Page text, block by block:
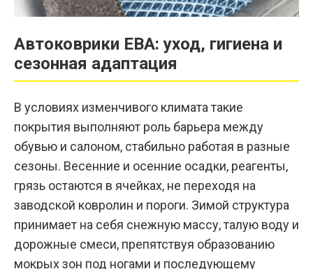
Автоковрики ЕВА: уход, гигиена и
сезонная адаптация
В условиях изменчивого климата такие
покрытия выполняют роль барьера между
обувью и салоном, стабильно работая в разные
сезоны. Весенние и осенние осадки, реагенты,
грязь остаются в ячейках, не переходя на
заводской ковролин и пороги. Зимой структура
принимает на себя снежную массу, талую воду и
дорожные смеси, препятствуя образованию
мокрых зон под ногами и последующему